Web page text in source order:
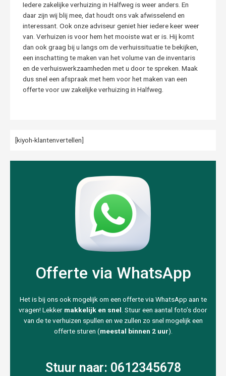
Iedere zakelijke verhuizing in Halfweg is weer anders. En
daar zijn wij blij mee, dat houdt ons vak afwisselend en
interessant. Ook onze adviseur geniet hier iedere keer weer
van. Verhuizen is voor hem het mooiste wat er is. Hij komt
dan ook graag bij u langs om de verhuissituatie te bekijken,
een inschatting te maken van het volume van de inventaris
en de verhuiswerkzaamheden met u door te spreken. Maak
dus snel een afspraak met hem voor het maken van een
offerte voor uw zakelijke verhuizing in Halfweg.
[kiyoh-klantenvertellen]
Offerte via WhatsApp
Het is bij ons ook mogelijk om een offerte via WhatsApp aan te
vragen! Lekker makkelijk en snel . Stuur een aantal foto’s door
van de te verhuizen spullen en we zullen zo snel mogelijk een
offerte sturen (meestal binnen 2 uur).
Stuur naar: 0612345678